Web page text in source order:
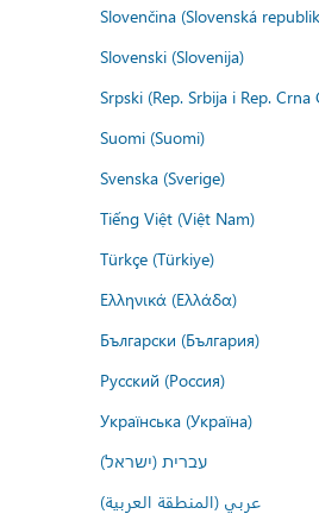
Slovenčina (Slovenská
Slovenski (Slovenija)
Srpski (Rep. Srbija i Rep. Crna
Suomi (Suomi)
Svenska (Sverige)
Tiếng Việt (Việt Nam)
Türkçe (Türkiye)
Ελληνικά (Ελλάδα)
Български (България)
Русский (Россия)
Українська (Україна)
עברית (ישראל)
عربي (المنطقة العربية)